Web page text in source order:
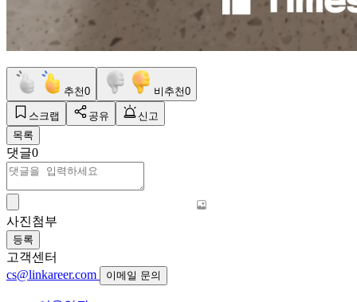
추천0 비추천0
스크랩 공유
신고
목록
댓글0
사진첨부
등록
고객센터
cs@linkareer.com
이메일 문의